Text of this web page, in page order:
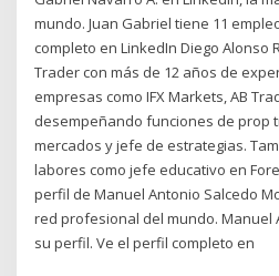
mundo. Juan Gabriel tiene 11
completo en LinkedIn Diego Alonso
Trader con más de 12 años de
empresas como IFX Markets, AB
desempeñando funciones de prop
mercados y jefe de estrategias.
labores como jefe educativo en
perfil de Manuel Antonio Salcedo
red profesional del mundo. Manuel
su perfil. Ve el perfil completo en